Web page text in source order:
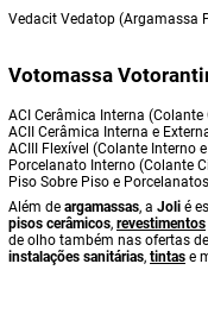
Vedacit Vedatop (Argamassa
Votomassa
ACI Cerâmica Interna (Colante
ACII Cerâmica Interna e
ACIII Flexível (Colante Interno
Porcelanato Interno (Colante
Piso Sobre Piso e
Além de argamassas, a Joli é
pisos cerâmicos, revestimentos
de olho também nas ofertas de
instalações sanitárias, tintas e